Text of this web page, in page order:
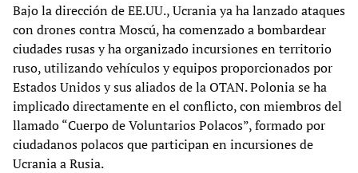
Bajo la dirección de EE.UU., Ucrania ya ha lanzado ataques
con drones contra Moscú, ha comenzado a bombardear
ciudades rusas y ha organizado incursiones en territorio
ruso, utilizando vehículos y equipos proporcionados por
Estados Unidos y sus aliados de la OTAN. Polonia se ha
implicado directamente en el conflicto, con miembros del
llamado “Cuerpo de Voluntarios Polacos”, formado por
ciudadanos polacos que participan en incursiones de
Ucrania a Rusia.